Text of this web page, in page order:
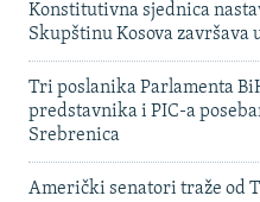
Konstitutivna sjednica
Skupštinu Kosova završava
Tri poslanika Parlamenta
predstavnika i PIC-a
Srebrenica
Američki senatori traže od